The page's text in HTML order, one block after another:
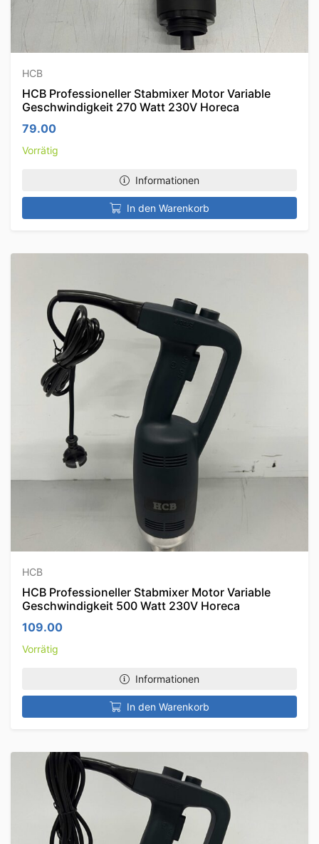
HCB
HCB Professioneller Stabmixer Motor Variable
Geschwindigkeit 270 Watt 230V Horeca
79.00
Vorrätig
Informationen
In den Warenkorb
HCB
HCB Professioneller Stabmixer Motor Variable
Geschwindigkeit 500 Watt 230V Horeca
109.00
Vorrätig
Informationen
In den Warenkorb